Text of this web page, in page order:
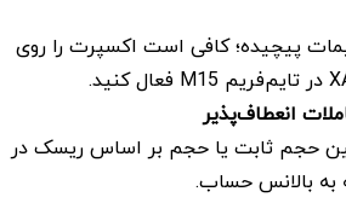
پیچیده؛ کافی است اکسپرت را روی
انعطاف‌پذیر
حجم ثابت یا حجم بر اساس ریسک در
به بالانس حساب.